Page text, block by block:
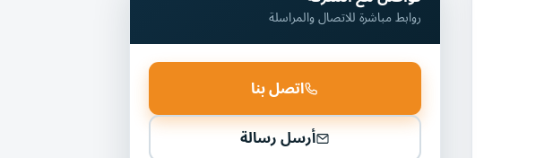
روابط مباشرة للاتصال والمراسلة
اتصل بنا
أرسل رسالة